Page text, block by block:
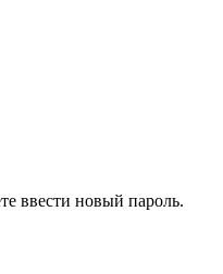
ввести новый пароль.